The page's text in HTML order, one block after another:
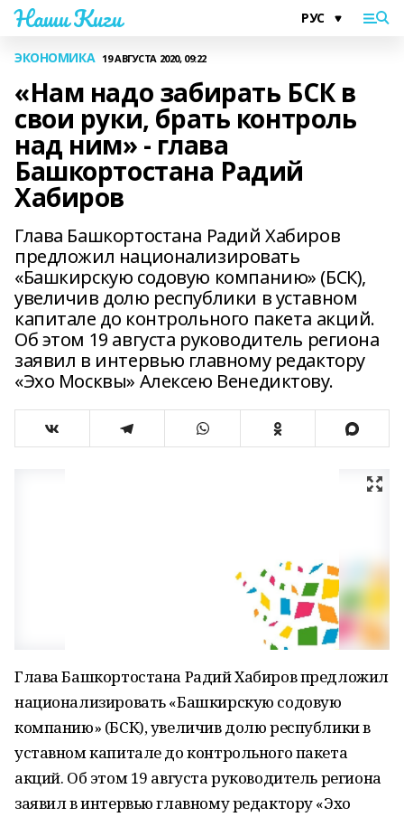
Наши Киги
ЭКОНОМИКА 19 АВГУСТА 2020, 09:22
«Нам надо забирать БСК в
свои руки, брать контроль
над ним» - глава
Башкортостана Радий
Хабиров
Глава Башкортостана Радий Хабиров
предложил национализировать
«Башкирскую содовую компанию» (БСК),
увеличив долю республики в уставном
капитале до контрольного пакета акций.
Об этом 19 августа руководитель региона
заявил в интервью главному редактору
«Эхо Москвы» Алексею Венедиктову.
Глава Башкортостана Радий Хабиров предложил
национализировать «Башкирскую содовую
компанию» (БСК), увеличив долю республики в
уставном капитале до контрольного пакета
акций. Об этом 19 августа руководитель региона
заявил в интервью главному редактору «Эхо